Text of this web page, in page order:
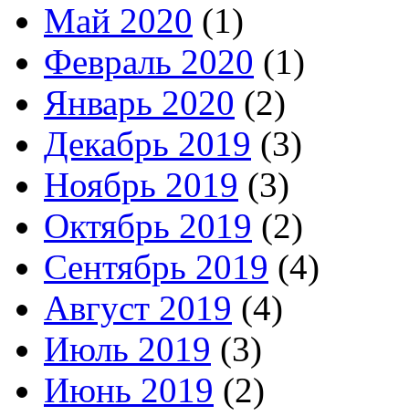
Май 2020 (1)
Февраль 2020 (1)
Январь 2020 (2)
Декабрь 2019 (3)
Ноябрь 2019 (3)
Октябрь 2019 (2)
Сентябрь 2019 (4)
Август 2019 (4)
Июль 2019 (3)
Июнь 2019 (2)